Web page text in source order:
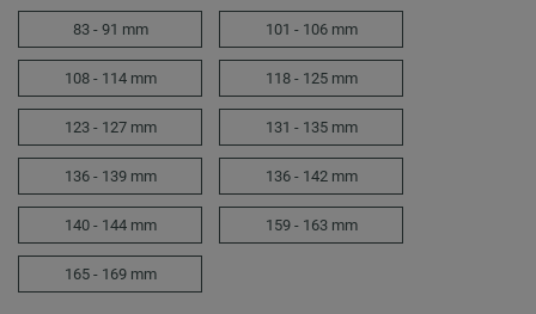
83 - 91 mm 101 - 106 mm
108 - 114 mm 118 - 125 mm
123 - 127 mm 131 - 135 mm
136 - 139 mm 136 - 142 mm
140 - 144 mm 159 - 163 mm
165 - 169 mm